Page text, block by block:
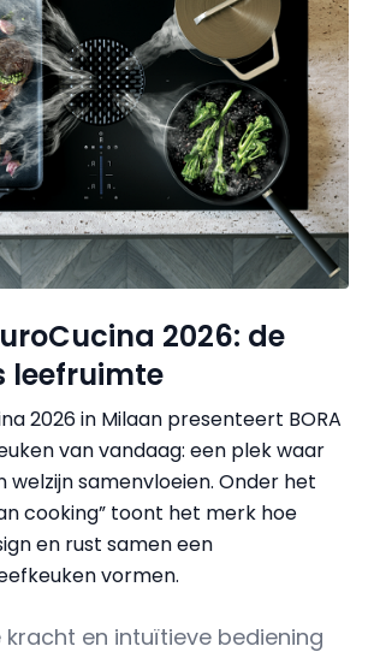
2026: de
leefruimte
2026 in Milaan presenteert BORA
van vandaag: een plek waar
welzijn samenvloeien. Onder het
cooking” toont het merk hoe
en rust samen een
vormen.
kracht en intuïtieve bediening